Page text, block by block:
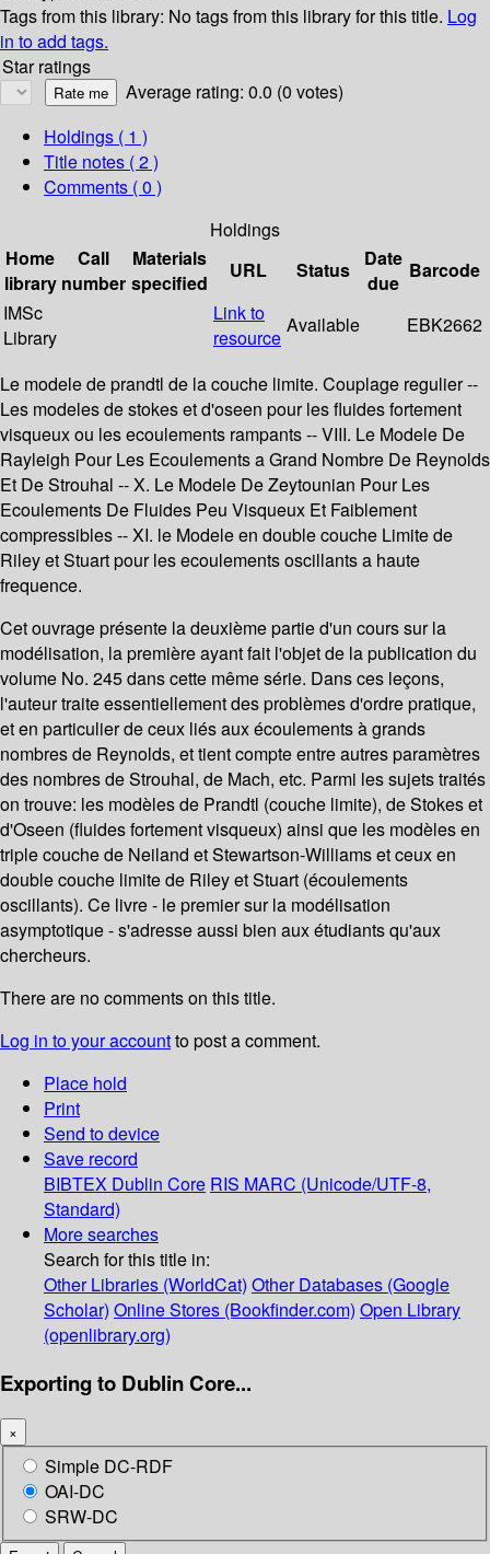
Tags from this library: No tags from this library for this title. Log
in to add tags.
Star ratings
Average rating: 0.0 (0 votes)
Holdings ( 1 )
Title notes ( 2 )
Comments ( 0 )
Holdings
Home
library
Call
number
Materials
specified
URL Status
Date
due
Barcode
IMSc
Library
Link to
resource
Available EBK2662
Le modele de prandtl de la couche limite. Couplage regulier --
Les modeles de stokes et d'oseen pour les fluides fortement
visqueux ou les ecoulements rampants -- VIII. Le Modele De
Rayleigh Pour Les Ecoulements a Grand Nombre De Reynolds
Et De Strouhal -- X. Le Modele De Zeytounian Pour Les
Ecoulements De Fluides Peu Visqueux Et Faiblement
compressibles -- XI. le Modele en double couche Limite de
Riley et Stuart pour les ecoulements oscillants a haute
frequence.
Cet ouvrage présente la deuxième partie d'un cours sur la
modélisation, la première ayant fait l'objet de la publication du
volume No. 245 dans cette même série. Dans ces leçons,
l'auteur traite essentiellement des problèmes d'ordre pratique,
et en particulier de ceux liés aux écoulements à grands
nombres de Reynolds, et tient compte entre autres paramètres
des nombres de Strouhal, de Mach, etc. Parmi les sujets traités
on trouve: les modèles de Prandtl (couche limite), de Stokes et
d'Oseen (fluides fortement visqueux) ainsi que les modèles en
triple couche de Neiland et Stewartson-Williams et ceux en
double couche limite de Riley et Stuart (écoulements
oscillants). Ce livre - le premier sur la modélisation
asymptotique - s'adresse aussi bien aux étudiants qu'aux
chercheurs.
There are no comments on this title.
Log in to your accountto post a comment.
Place hold
Print
Send to device
Save record
BIBTEX Dublin Core RIS MARC (Unicode/UTF-8,
Standard)
More searches
Search for this title in:
Other Libraries (WorldCat) Other Databases (Google
Scholar) Online Stores (Bookfinder.com) Open Library
(openlibrary.org)
Exporting to Dublin Core...
×
Simple DC-RDF
OAI-DC
SRW-DC